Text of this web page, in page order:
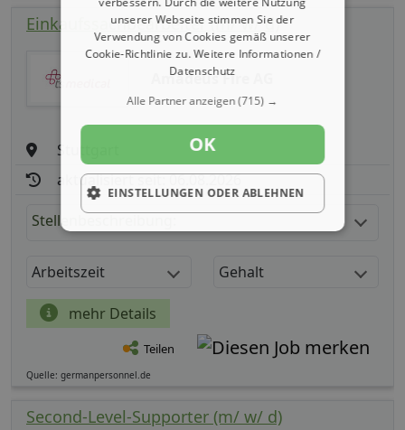
Einkaufssachbearbeiter (m/ w/ d)
Amadeus Fire AG
Stuttgart
aktualisiert seit: 06.08.2026
Stellenbeschreibung:
Arbeitszeit Gehalt
mehr Details
Teilen
Quelle: germanpersonnel.de
Second-Level-Supporter (m/ w/ d)
unserer Webseite stimmen Sie der
Verwendung von Cookies gemäß unserer
Cookie-Richtlinie zu.Weitere Informationen /
Datenschutz
Alle Partner anzeigen(715) →
OK
EINSTELLUNGEN ODER ABLEHNEN